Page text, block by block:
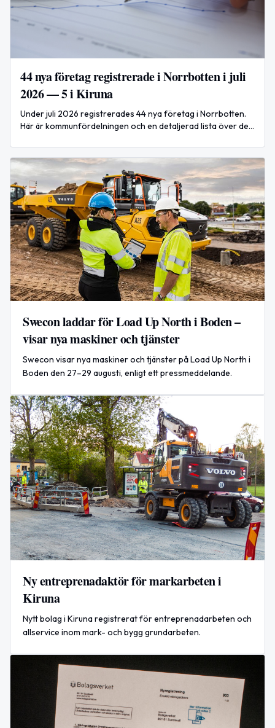
44 nya företag registrerade i Norrbotten i juli
2026 — 5 i Kiruna
Under juli 2026 registrerades 44 nya företag i Norrbotten.
Här är kommunfördelningen och en detaljerad lista över de
Swecon laddar för Load Up North i Boden –
visar nya maskiner och tjänster
Swecon visar nya maskiner och tjänster på Load Up North i
Boden den 27–29 augusti, enligt ett pressmeddelande.
Ny entreprenadaktör för markarbeten i
Kiruna
Nytt bolag i Kiruna registrerat för entreprenadarbeten och
allservice inom mark- och bygg grundarbeten.